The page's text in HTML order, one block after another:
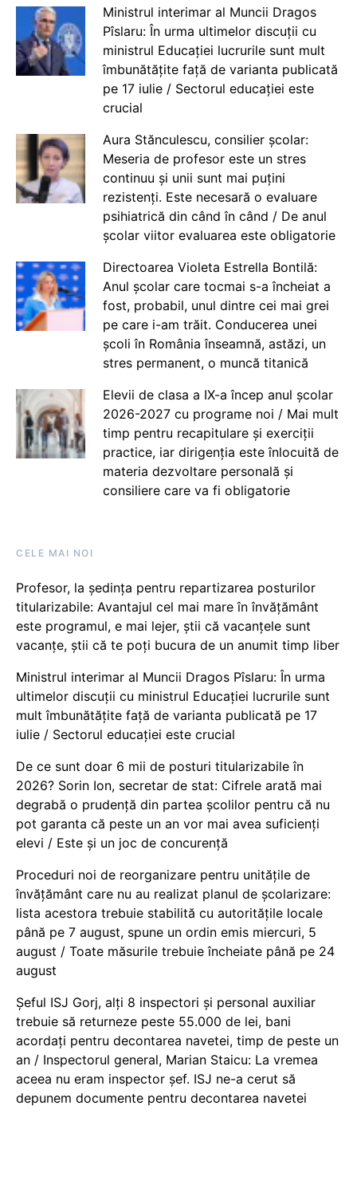
Ministrul interimar al Muncii Dragos
Pîslaru: În urma ultimelor discuții cu
ministrul Educației lucrurile sunt mult
îmbunătățite față de varianta publicată
pe 17 iulie / Sectorul educației este
crucial
Aura Stănculescu, consilier școlar:
Meseria de profesor este un stres
continuu și unii sunt mai puțini
rezistenți. Este necesară o evaluare
psihiatrică din când în când / De anul
școlar viitor evaluarea este obligatorie
Directoarea Violeta Estrella Bontilă:
Anul școlar care tocmai s-a încheiat a
fost, probabil, unul dintre cei mai grei
pe care i-am trăit. Conducerea unei
școli în România înseamnă, astăzi, un
stres permanent, o muncă titanică
Elevii de clasa a IX-a încep anul școlar
2026-2027 cu programe noi / Mai mult
timp pentru recapitulare și exerciții
practice, iar dirigenția este înlocuită de
materia dezvoltare personală și
consiliere care va fi obligatorie
CELE MAI NOI
Profesor, la ședința pentru repartizarea posturilor
titularizabile: Avantajul cel mai mare în învățământ
este programul, e mai lejer, știi că vacanțele sunt
vacanţe, știi că te poți bucura de un anumit timp liber
Ministrul interimar al Muncii Dragos Pîslaru: În urma
ultimelor discuții cu ministrul Educației lucrurile sunt
mult îmbunătățite față de varianta publicată pe 17
iulie / Sectorul educației este crucial
De ce sunt doar 6 mii de posturi titularizabile în
2026? Sorin Ion, secretar de stat: Cifrele arată mai
degrabă o prudență din partea școlilor pentru că nu
pot garanta că peste un an vor mai avea suficienți
elevi / Este și un joc de concurență
Proceduri noi de reorganizare pentru unitățile de
învățământ care nu au realizat planul de școlarizare:
lista acestora trebuie stabilită cu autoritățile locale
până pe 7 august, spune un ordin emis miercuri, 5
august / Toate măsurile trebuie încheiate până pe 24
august
Șeful ISJ Gorj, alți 8 inspectori și personal auxiliar
trebuie să returneze peste 55.000 de lei, bani
acordați pentru decontarea navetei, timp de peste un
an / Inspectorul general, Marian Staicu: La vremea
aceea nu eram inspector șef. ISJ ne-a cerut să
depunem documente pentru decontarea navetei